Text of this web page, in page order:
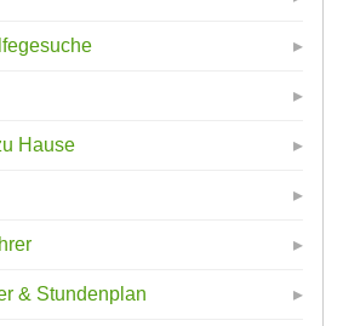
Hause
& Stundenplan